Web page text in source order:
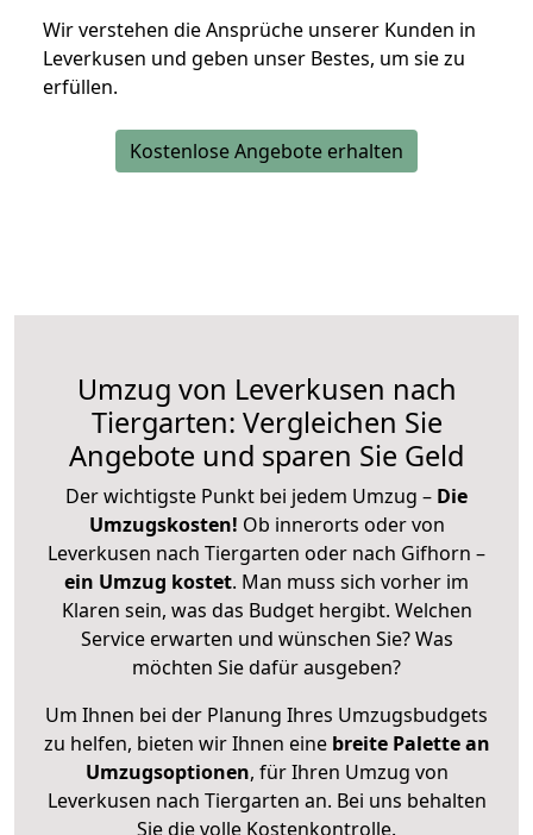
Wir verstehen die Ansprüche unserer Kunden in
Leverkusen und geben unser Bestes, um sie zu
erfüllen.
Kostenlose Angebote erhalten
Umzug von Leverkusen nach
Tiergarten: Vergleichen Sie
Angebote und sparen Sie Geld
Der wichtigste Punkt bei jedem Umzug – Die
Umzugskosten! Ob innerorts oder von
Leverkusen nach Tiergarten oder nach Gifhorn –
ein Umzug kostet. Man muss sich vorher im
Klaren sein, was das Budget hergibt. Welchen
Service erwarten und wünschen Sie? Was
möchten Sie dafür ausgeben?
Um Ihnen bei der Planung Ihres Umzugsbudgets
zu helfen, bieten wir Ihnen eine breite Palette an
Umzugsoptionen, für Ihren Umzug von
Leverkusen nach Tiergarten an. Bei uns behalten
Sie die volle Kostenkontrolle.